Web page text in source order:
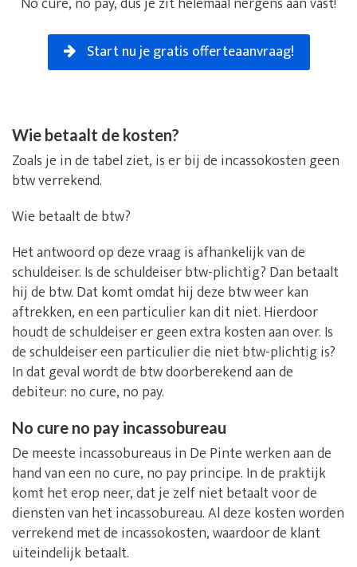
Start nu je gratis offerteaanvraag!
Wie betaalt de kosten?
Zoals je in de tabel ziet, is er bij de incassokosten geen
btw verrekend.
Wie betaalt de btw?
Het antwoord op deze vraag is afhankelijk van de
schuldeiser. Is de schuldeiser btw-plichtig? Dan betaalt
hij de btw. Dat komt omdat hij deze btw weer kan
aftrekken, en een particulier kan dit niet. Hierdoor
houdt de schuldeiser er geen extra kosten aan over. Is
de schuldeiser een particulier die niet btw-plichtig is?
In dat geval wordt de btw doorberekend aan de
debiteur: no cure, no pay.
No cure no pay incassobureau
De meeste incassobureaus in De Pinte werken aan de
hand van een no cure, no pay principe. In de praktijk
komt het erop neer, dat je zelf niet betaalt voor de
diensten van het incassobureau. Al deze kosten worden
verrekend met de incassokosten, waardoor de klant
uiteindelijk betaalt.